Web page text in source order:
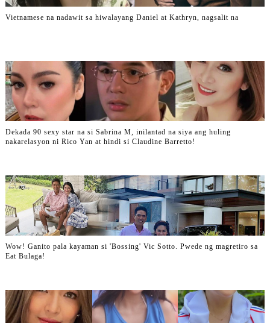
Vietnamese na nadawit sa hiwalayang Daniel at Kathryn, nagsalit na
Dekada 90 sexy star na si Sabrina M, inilantad na siya ang huling
nakarelasyon ni Rico Yan at hindi si Claudine Barretto!
Wow! Ganito pala kayaman si 'Bossing' Vic Sotto. Pwede ng magretiro sa
Eat Bulaga!